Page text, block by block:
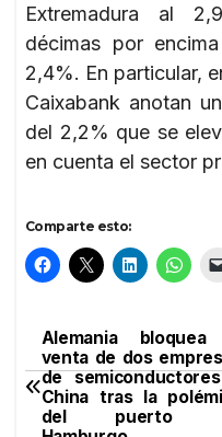
Extremadura al
décimas por
2,4%. En particular,
Caixabank anotan
del 2,2% que se
en cuenta el sector
Comparte esto:
Navegación
de
Alemania
venta de dos
de
China tras la
del puerto